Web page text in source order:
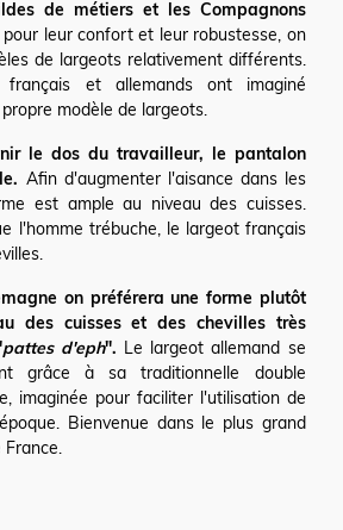
de métiers et les Compagnons
pour leur confort et leur robustesse, on
de largeots relativement différents.
et allemands ont imaginé
modèle de largeots.
le dos du travailleur, le pantalon
Afin d'augmenter l'aisance dans les
est ample au niveau des cuisses.
l'homme trébuche, le largeot français
on préférera une forme plutôt
des cuisses et des chevilles très
pattes d'eph". Le largeot allemand se
grâce à sa traditionnelle double
imaginée pour faciliter l'utilisation de
Bienvenue dans le plus grand